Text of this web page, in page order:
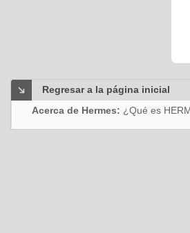
Regresar a la página inicial
Acerca de Hermes: ¿Qué es